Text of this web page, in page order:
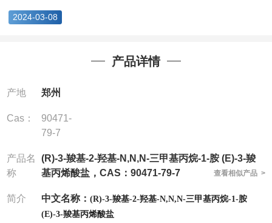
2024-03-08
产品详情
产地 郑州
Cas：
90471-
79-7
产品名
称
(R)-3-羧基-2-羟基-N,N,N-三甲基丙烷-1-胺 (E)-3-羧
基丙烯酸盐，CAS：90471-79-7
查看相似产品 >
简介 中文名称： (R)-3-羧基-2-羟基-N,N,N-三甲基丙烷-1-胺
(E)-3-羧基丙烯酸盐